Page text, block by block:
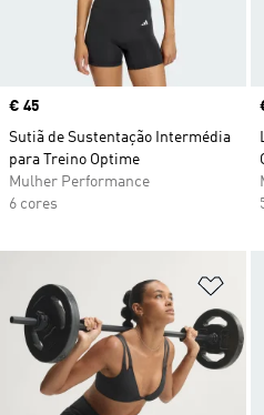
Price
€ 45
Sutiã de Sustentação Intermédia
para Treino Optime
Mulher Performance
6 cores